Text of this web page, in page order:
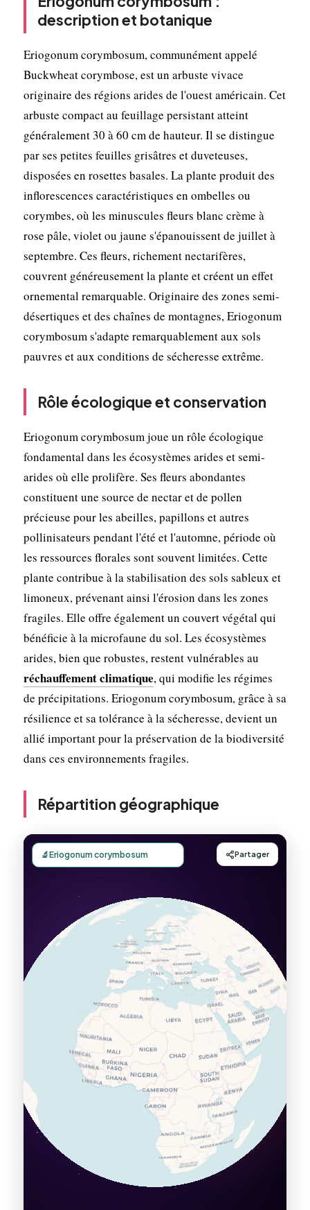
description et botanique
Eriogonum corymbosum, communément appelé
Buckwheat corymbose, est un arbuste vivace
originaire des régions arides de l'ouest américain. Cet
arbuste compact au feuillage persistant atteint
généralement 30 à 60 cm de hauteur. Il se distingue
par ses petites feuilles grisâtres et duveteuses,
disposées en rosettes basales. La plante produit des
inflorescences caractéristiques en ombelles ou
corymbes, où les minuscules fleurs blanc crème à
rose pâle, violet ou jaune s'épanouissent de juillet à
septembre. Ces fleurs, richement nectarifères,
couvrent généreusement la plante et créent un effet
ornemental remarquable. Originaire des zones semi-
désertiques et des chaînes de montagnes, Eriogonum
corymbosum s'adapte remarquablement aux sols
pauvres et aux conditions de sécheresse extrême.
Rôle écologique et conservation
Eriogonum corymbosum joue un rôle écologique
fondamental dans les écosystèmes arides et semi-
arides où elle prolifère. Ses fleurs abondantes
constituent une source de nectar et de pollen
précieuse pour les abeilles, papillons et autres
pollinisateurs pendant l'été et l'automne, période où
les ressources florales sont souvent limitées. Cette
plante contribue à la stabilisation des sols sableux et
limoneux, prévenant ainsi l'érosion dans les zones
fragiles. Elle offre également un couvert végétal qui
bénéficie à la microfaune du sol. Les écosystèmes
arides, bien que robustes, restent vulnérables au
réchauffement climatique, qui modifie les régimes
de précipitations. Eriogonum corymbosum, grâce à sa
résilience et sa tolérance à la sécheresse, devient un
allié important pour la préservation de la biodiversité
dans ces environnements fragiles.
Répartition géographique